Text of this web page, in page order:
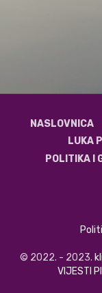
NASLOVNICA
LUKA
POLITIKA I
© 2022. - 2023.
VIJESTI